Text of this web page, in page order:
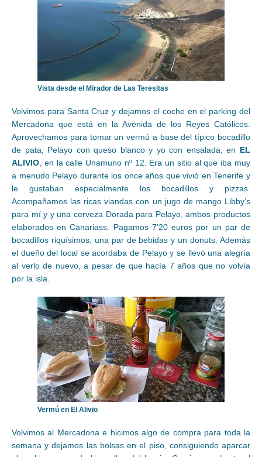
Vista desde el Mirador de Las Teresitas
Volvimos para Santa Cruz y dejamos el coche en el parking del
Mercadona que está en la Avenida de los Reyes Católicos.
Aprovechamos para tomar un vermú a base del típico bocadillo
de pata, Pelayo con queso blanco y yo con ensalada, en EL
ALIVIO , en la calle Unamuno nº 12. Era un sitio al que iba muy
a menudo Pelayo durante los once años que vivió en Tenerife y
le gustaban especialmente los bocadillos y pizzas.
Acompañamos las ricas viandas con un jugo de mango Libby’s
para mí y y una cerveza Dorada para Pelayo, ambos productos
elaborados en Canariass. Pagamos 7’20 euros por un par de
bocadillos riquísimos, una par de bebidas y un donuts. Además
el dueño del local se acordaba de Pelayo y se llevó una alegría
al verlo de nuevo, a pesar de que hacía 7 años que no volvía
por la isla.
Vermú en El Alivio
Volvimos al Mercadona e hicimos algo de compra para toda la
semana y dejamos las bolsas en el piso, consiguiendo aparcar